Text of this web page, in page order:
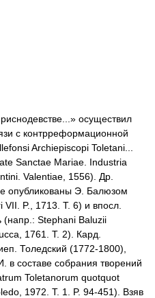
осуществил
с контрреформационной
Archiepiscopi Toletani...
Sanctae Mariae. Industria
Valentiae, 1556). Др.
опубликованы Э. Балюзом
P., 1713. T. 6) и впосл.
(напр.: Stephani Baluzii
1761. T. 2). Кард.
Толедский (1772-1800),
в составе собрания творений
Toletanorum quotquot
1972. T. 1. P. 94-451). Взяв